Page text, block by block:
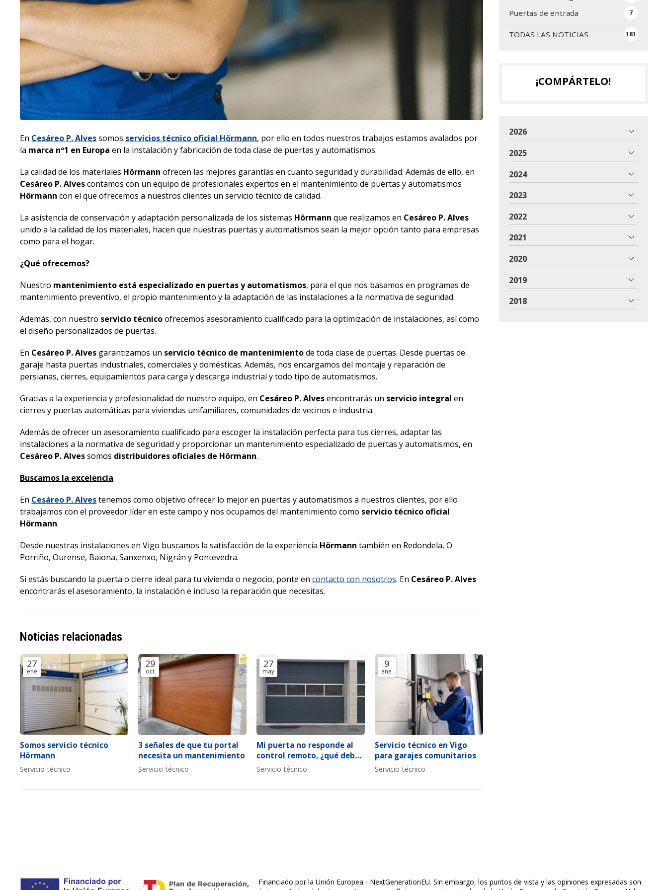
TODAS LAS NOTICIAS 181
Puertas de entrada 7
En Cesáreo P. Alvessomos servicios técnico oficial Hörmann, por ello en todos nuestros trabajos estamos avalados por
la marca nº1 en Europa en la instalación y fabricación de toda clase de puertas y automatismos.
La calidad de los materiales Hörmann ofrecen las mejores garantías en cuanto seguridad y durabilidad. Además de ello, en
Cesáreo P. Alvescontamos con un equipo de profesionales expertos en el mantenimiento de puertas y automatismos
Hörmann con el que ofrecemos a nuestros clientes un servicio técnico de calidad.
La asistencia de conservación y adaptación personalizada de los sistemas Hörmann que realizamos en Cesáreo P. Alves
unido a la calidad de los materiales, hacen que nuestras puertas y automatismos sean la mejor opción tanto para empresas
como para el hogar.
¿Qué ofrecemos?
Nuestro mantenimiento está especializado en puertas y automatismos, para el que nos basamos en programas de
mantenimiento preventivo, el propio mantenimiento y la adaptación de las instalaciones a la normativa de seguridad.
Además, con nuestro servicio técnicoofrecemos asesoramiento cualificado para la optimización de instalaciones, así como
el diseño personalizados de puertas.
En Cesáreo P. Alves garantizamos un servicio técnico de mantenimientode toda clase de puertas. Desde puertas de
garaje hasta puertas industriales, comerciales y domésticas. Además, nos encargamos del montaje y reparación de
persianas, cierres, equipamientos para carga y descarga industrial y todo tipo de automatismos.
Gracias a la experiencia y profesionalidad de nuestro equipo, en Cesáreo P. Alvesencontrarás un servicio integral en
cierres y puertas automáticas para viviendas unifamiliares, comunidades de vecinos e industria.
Además de ofrecer un asesoramiento cualificado para escoger la instalación perfecta para tus cierres, adaptar las
instalaciones a la normativa de seguridad y proporcionar un mantenimiento especializado de puertas y automatismos, en
Cesáreo P. Alvessomos distribuidores oficiales de Hörmann.
Buscamos la excelencia
En Cesáreo P. Alvestenemos como objetivo ofrecer lo mejor en puertas y automatismos a nuestros clientes, por ello
trabajamos con el proveedor líder en este campo y nos ocupamos del mantenimiento como servicio técnico oficial
Hörmann.
Desde nuestras instalaciones en Vigo buscamos la satisfacción de la experiencia Hörmann también en Redondela, O
Porriño, Ourense, Baiona, Sanxenxo, Nigrán y Pontevedra.
Si estás buscando la puerta o cierre ideal para tu vivienda o negocio, ponte encontacto con nosotros. En Cesáreo P. Alves
encontrarás el asesoramiento, la instalación e incluso la reparación que necesitas.
Noticias relacionadas
27
ene
Somos servicio técnico
Hörmann
Servicio técnico
29
oct
3 señales de que tu portal
necesita un mantenimiento
Servicio técnico
27
may
Mi puerta no responde al
control remoto, ¿qué debo
hacer?
Servicio técnico
9
ene
Servicio técnico en Vigo
para garajes comunitarios
Servicio técnico
¡COMPÁRTELO!
2026
2025
2024
2023
2022
2021
2020
2019
2018
Financiado por la Unión Europea - NextGenerationEU. Sin embargo, los puntos de vista y las opiniones expresadas son